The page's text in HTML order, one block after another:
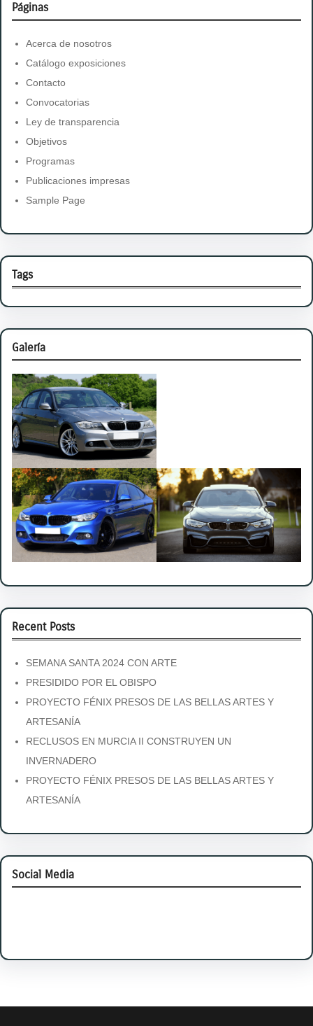
Páginas
Acerca de nosotros
Catálogo exposiciones
Contacto
Convocatorias
Ley de transparencia
Objetivos
Programas
Publicaciones impresas
Sample Page
Tags
Galería
Recent Posts
SEMANA SANTA 2024 CON ARTE
PRESIDIDO POR EL OBISPO
PROYECTO FÉNIX PRESOS DE LAS BELLAS ARTES Y
ARTESANÍA
RECLUSOS EN MURCIA II CONSTRUYEN UN
INVERNADERO
PROYECTO FÉNIX PRESOS DE LAS BELLAS ARTES Y
ARTESANÍA
Social Media